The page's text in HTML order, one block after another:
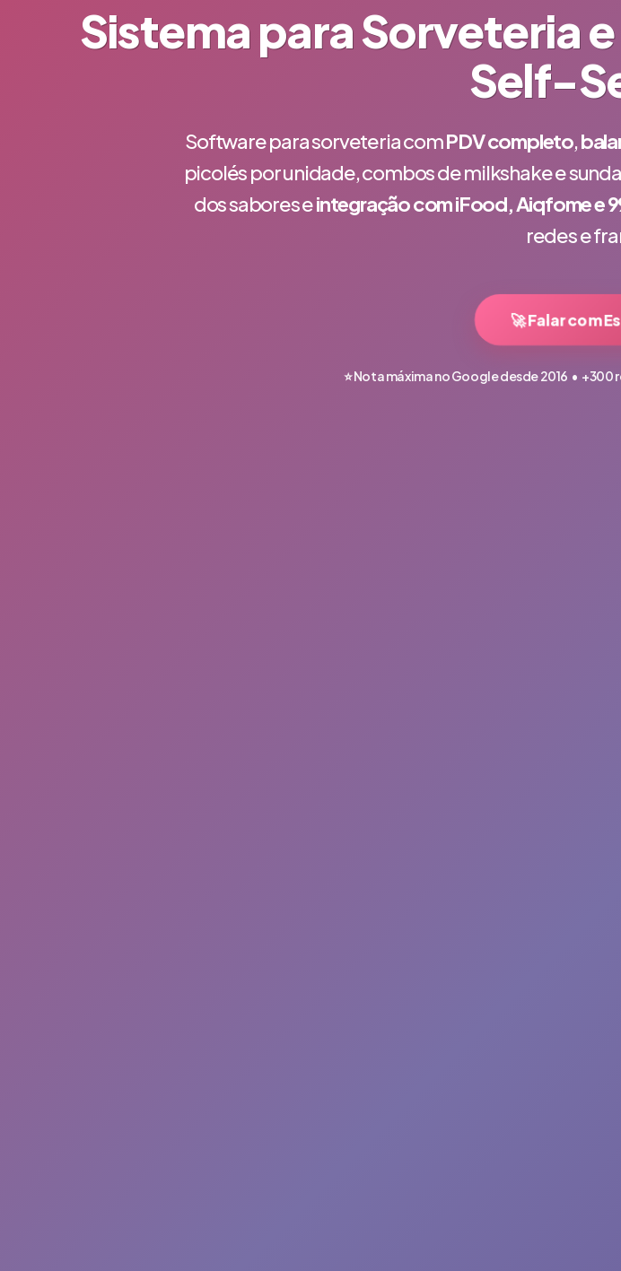
Sistema para Sorveteria
Self-
Software para sorveteria comPDV completo,
picolés por unidade, combos de milkshake e
dos sabores eintegração com iFood, Aiqfome e
redes e
🚀 Falar com
⭐ Nota máxima no Google desde 2016 •